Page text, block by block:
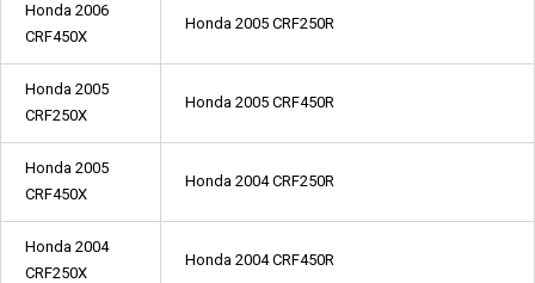
Honda 2006
CRF450X
Honda 2005 CRF250R
Honda 2005
CRF250X
Honda 2005 CRF450R
Honda 2005
CRF450X
Honda 2004 CRF250R
Honda 2004
CRF250X
Honda 2004 CRF450R